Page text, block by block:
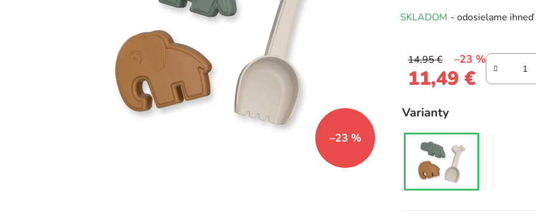
je
hviezdičiek.
SKLADOM - odosielame ihneď
14,95 € –23 %
11,49 €
Varianty
–23 %